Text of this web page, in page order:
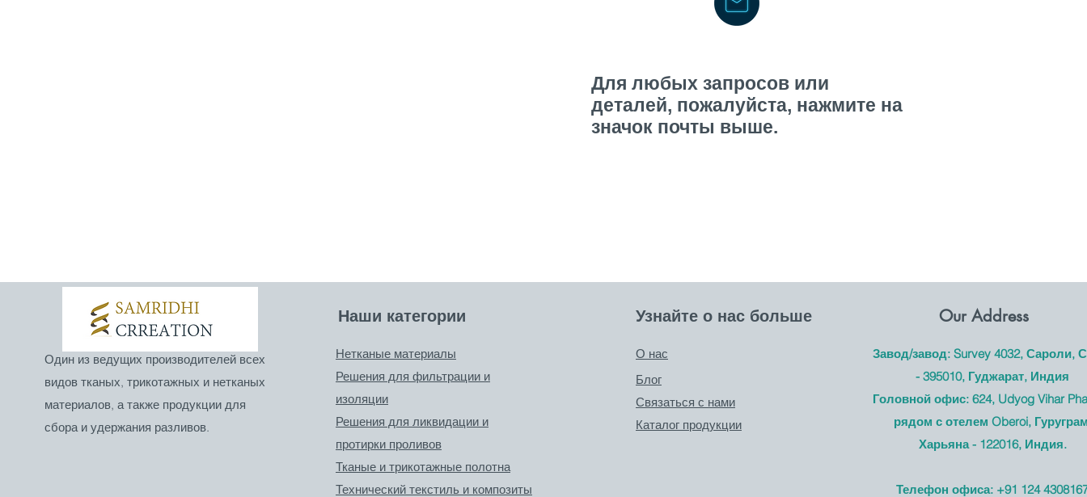
Для любых запросов или
деталей, пожалуйста, нажмите на
значок почты выше.
Один из ведущих производителей всех
видов тканых, трикотажных и нетканых
материалов, а также продукции для
сбора и удержания разливов.
Наши категории
Нетканые материалы
Решения для фильтрации и
изоляции
Решения для ликвидации и
протирки проливов
Тканые и трикотажные полотна
Технический текстиль и композиты
Узнайте о нас больше Our Address
О нас
Блог
Связаться с нами
Каталог продукции
Завод/завод: Survey 4032, Сароли,
- 395010, Гуджарат, Индия
Головной офис: 624, Udyog Vihar
рядом с отелем Oberoi,
Харьяна - 122016, Индия.
Телефон офиса: +91 124